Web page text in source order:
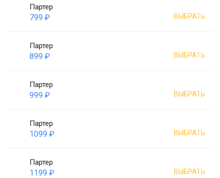
Партер
799 ₽ ВЫБРАТЬ
Партер
899 ₽ ВЫБРАТЬ
Партер
999 ₽ ВЫБРАТЬ
Партер
1099 ₽ ВЫБРАТЬ
Партер
1199 ₽ ВЫБРАТЬ